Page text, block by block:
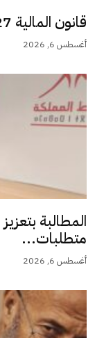
قانون المالية 2027: أخنوش يبقي على دعم...
أغسطس 6, 2026
المطالبة
متطلبات...
أغسطس 6, 2026